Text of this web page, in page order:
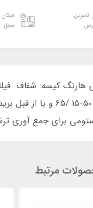
تحویل
محل
برای جمع آوری
مرتبط